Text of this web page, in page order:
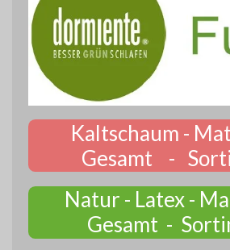
Kaltschaum -
Gesamt -
Natur - Latex -
Gesamt -